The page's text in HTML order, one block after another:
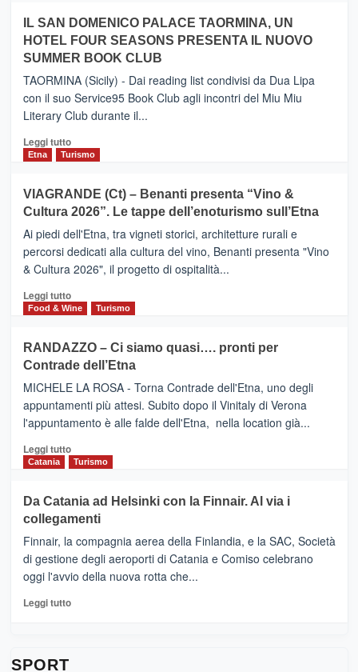
da
Neos
PIEDIMONTE
ETNEO
–
Meta
turistica
privilegiata
secondo
dati
di
Anche
la
Alcantara
nei
primi
nella
classifica
IL SAN DOMENICO PALACE TAORMINA, UN
HOTEL FOUR SEASONS PRESENTA IL NUOVO
SUMMER BOOK CLUB
TAORMINA (Sicily) - Dai reading list condivisi da Dua Lipa
con il suo Service95 Book Club agli incontri del Miu Miu
Literary Club durante il...
Leggi tuttoLeggi
di
IL
SAN
DOMENICO
PALACE
TAORMINA,
UN
HOTEL
FOUR
IL
NUOVO
SUMMER
CLUB
Etna Turismo
VIAGRANDE (Ct) – Benanti presenta “Vino &
Cultura 2026”. Le tappe dell’enoturismo sull’Etna
Ai piedi dell'Etna, tra vigneti storici, architetture rurali e
percorsi dedicati alla cultura del vino, Benanti presenta "Vino
& Cultura 2026", il progetto di ospitalità...
Leggi tuttoLeggi
di
VIAGRANDE
(Ct)
–
Benanti
presenta
“Vino
&
Cultura
tappe
dell’enoturismo
Food & Wine Turismo
RANDAZZO – Ci siamo quasi…. pronti per
Contrade dell’Etna
MICHELE LA ROSA - Torna Contrade dell'Etna, uno degli
appuntamenti più attesi. Subito dopo il Vinitaly di Verona
l'appuntamento è alle falde dell'Etna, nella location già...
Leggi tuttoLeggi
di
RANDAZZO
–
Ci
siamo
quasi….
pronti
per
Catania Turismo
Da Catania ad Helsinki con la Finnair. Al via i
collegamenti
Finnair, la compagnia aerea della Finlandia, e la SAC, Società
di gestione degli aeroporti di Catania e Comiso celebrano
oggi l'avvio della nuova rotta che...
Leggi tuttoLeggi
SPORT